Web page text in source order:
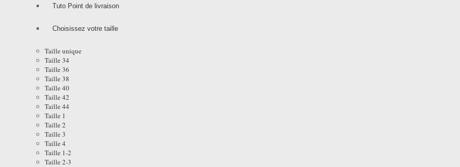
Tuto Point de livraison
Choisissez votre taille
Taille unique
Taille 34
Taille 36
Taille 38
Taille 40
Taille 42
Taille 44
Taille 1
Taille 2
Taille 3
Taille 4
Taille 1-2
Taille 2-3